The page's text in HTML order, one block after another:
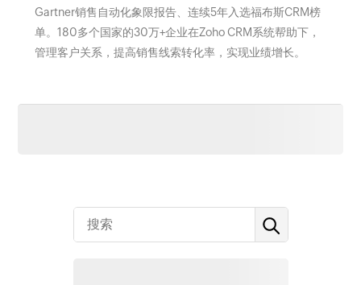
Gartner销售自动化象限报告、连续5年入选福布斯CRM榜
单。180多个国家的30万+企业在Zoho CRM系统帮助下，
管理客户关系，提高销售线索转化率，实现业绩增长。